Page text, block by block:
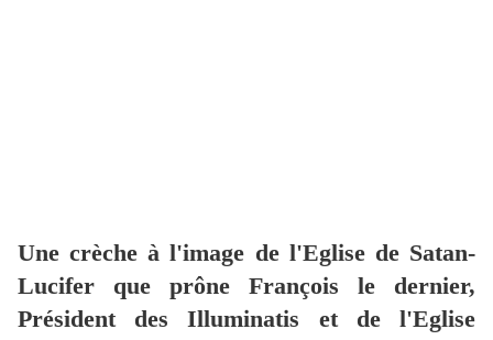
Une crèche à l'image de l'Eglise de Satan-
Lucifer que prône François le dernier,
Président des Illuminatis et de l'Eglise